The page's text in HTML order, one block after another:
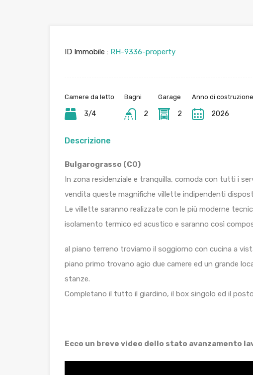
ID Immobile : RH-9336-property
Camere da letto
3/4
Bagni
2
Garage
2
Anno di costruzione
2026
Descrizione
Bulgarograsso (CO)
In zona residenziale e tranquilla, comoda con tutti i
vendita queste magnifiche villette indipendenti
Le villette saranno realizzate con le più moderne
isolamento termico ed acustico e saranno così
al piano terreno troviamo il soggiorno con cucina a
piano primo trovano agio due camere ed un grande
stanze.
Completano il tutto il giardino, il box singolo ed il
Ecco un breve video dello stato avanzamento